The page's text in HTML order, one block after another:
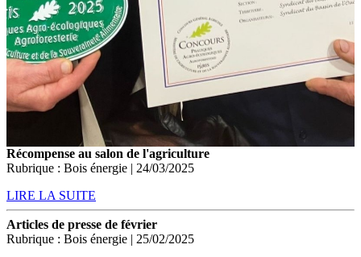
Récompense au salon de l'agriculture
Rubrique : Bois énergie | 24/03/2025
LIRE LA SUITE
Articles de presse de février
Rubrique : Bois énergie | 25/02/2025